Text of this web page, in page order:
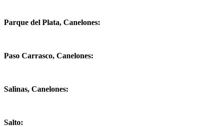
Parque del Plata, Canelones:
Paso Carrasco, Canelones:
Salinas, Canelones:
Salto: